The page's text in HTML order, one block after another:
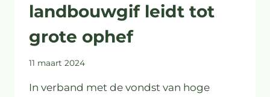
landbouwgif leidt tot
grote ophef
11 maart 2024
In verband met de vondst van hoge